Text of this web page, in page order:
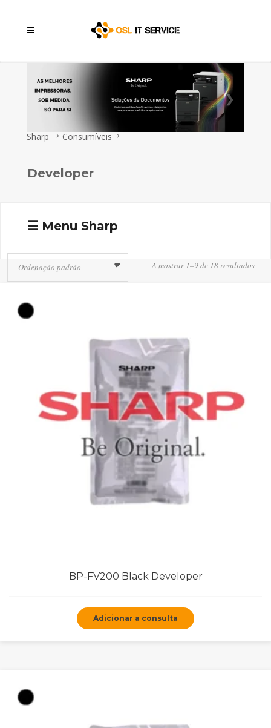
Developer
☰ Menu Sharp
❮ ❯
Sharp Consumíveis
A mostrar 1–9 de 18 resultados
Ordenação padrão
BP-FV200 Black Developer
Adicionar a consulta